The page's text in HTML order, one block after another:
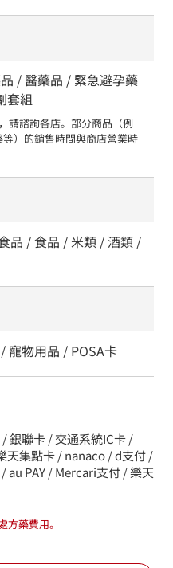
/ 醫藥品 / 緊急避孕藥
套組
請諮詢各店。部分商品（例
）的銷售時間與商店營業時
品 / 食品 / 米類 / 酒類 /
寵物用品 / POSA卡
銀聯卡 / 交通系統IC卡 /
天集點卡 / nanaco / d支付 /
au PAY / Mercari支付 / 樂天
藥費用。